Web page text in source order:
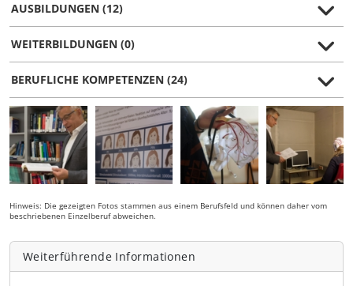
AUSBILDUNGEN (12)
WEITERBILDUNGEN (0)
BERUFLICHE KOMPETENZEN (24)
Hinweis: Die gezeigten Fotos stammen aus einem Berufsfeld und können daher vom
beschriebenen Einzelberuf abweichen.
Weiterführende Informationen